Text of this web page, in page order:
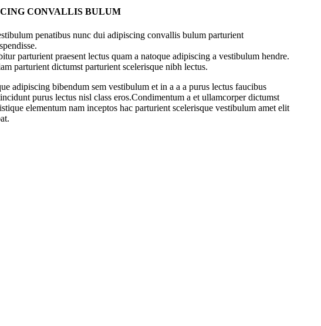
CONVALLIS BULUM
penatibus nunc dui adipiscing convallis bulum parturient
parturient praesent lectus quam a natoque adipiscing a vestibulum hendre.
parturient dictumst parturient scelerisque nibh lectus.
adipiscing bibendum sem vestibulum et in a a a purus lectus faucibus
purus lectus nisl class eros.Condimentum a et ullamcorper dictumst
elementum nam inceptos hac parturient scelerisque vestibulum amet elit